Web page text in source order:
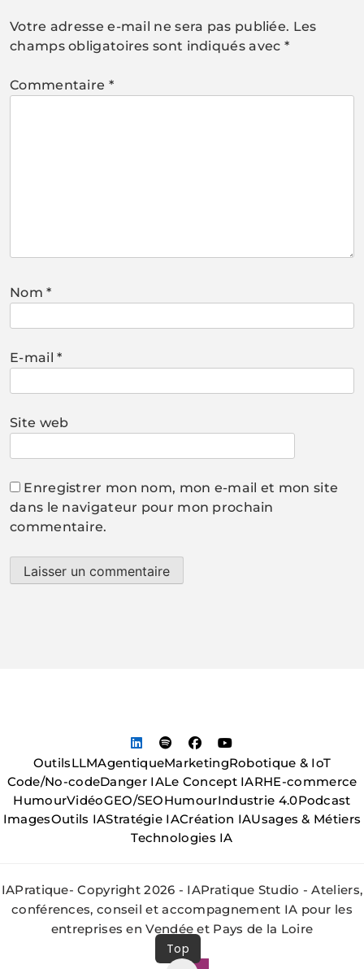
Votre adresse e-mail ne sera pas publiée. Les
champs obligatoires sont indiqués avec *
Commentaire *
Nom*
E-mail*
Site web
Enregistrer mon nom, mon e-mail et mon site
dans le navigateur pour mon prochain
commentaire.
OutilsLLMAgentiqueMarketingRobotique & IoT
Code/No-codeDanger IALe Concept IARHE-commerce
HumourVidéoGEO/SEOHumourIndustrie 4.0Podcast
ImagesOutils IAStratégie IACréation IAUsages & Métiers
Technologies IA
IAPratique- Copyright 2026 - IAPratique Studio - Ateliers,
conférences, conseil et accompagnement IA pour les
entreprises en Vendée et Pays de la Loire
Top